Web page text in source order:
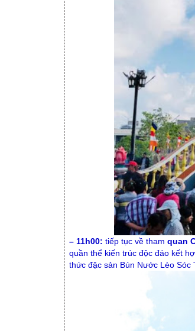
– 11h00: tiếp tục về tham quan
quần thể kiến trúc độc đáo kết
thức đặc sản Bún Nước Lèo